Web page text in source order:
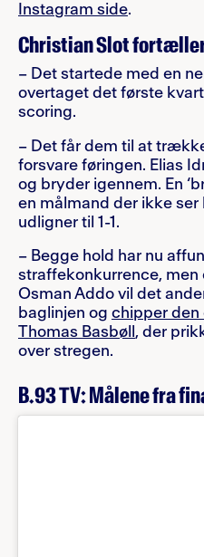
Instagram side.
Christian Slot
– Det startede med en
overtaget det første
scoring.
– Det får dem til at
forsvare føringen. Elias
og bryder igennem. En
en målmand der ikke ser
udligner til 1-1.
– Begge hold har nu
straffekonkurrence,
Osman Addo vil det
baglinjen og chipper den
Thomas Basbøll , der
over stregen.
B.93 TV: Målene fra